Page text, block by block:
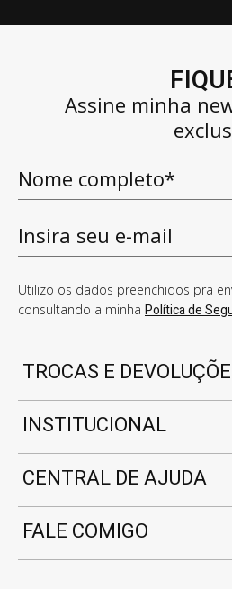
Assine minha
Utilizo os dados preenchidos pra
consultando a minha Política de
TROCAS E
INSTITUCIONAL
CENTRAL DE AJUDA
FALE COMIGO